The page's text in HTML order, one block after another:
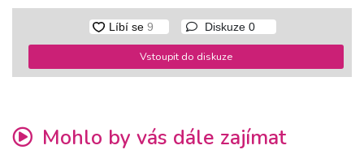
Diskuze 0
Vstoupit do diskuze
Mohlo by vás dále zajímat